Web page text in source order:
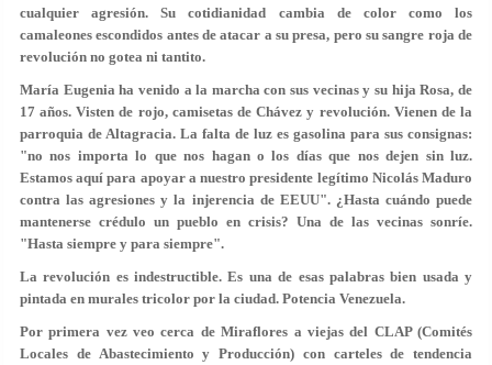
cualquier agresión. Su cotidianidad cambia de color como los
camaleones escondidos antes de atacar a su presa, pero su sangre roja de
revolución no gotea ni tantito.
María Eugenia ha venido a la marcha con sus vecinas y su hija Rosa, de
17 años. Visten de rojo, camisetas de Chávez y revolución. Vienen de la
parroquia de Altagracia. La falta de luz es gasolina para sus consignas:
"no nos importa lo que nos hagan o los días que nos dejen sin luz.
Estamos aquí para apoyar a nuestro presidente legítimo Nicolás Maduro
contra las agresiones y la injerencia de EEUU". ¿Hasta cuándo puede
mantenerse crédulo un pueblo en crisis? Una de las vecinas sonríe.
"Hasta siempre y para siempre".
La revolución es indestructible. Es una de esas palabras bien usada y
pintada en murales tricolor por la ciudad. Potencia Venezuela.
Por primera vez veo cerca de Miraflores a viejas del CLAP (Comités
Locales de Abastecimiento y Producción) con carteles de tendencia